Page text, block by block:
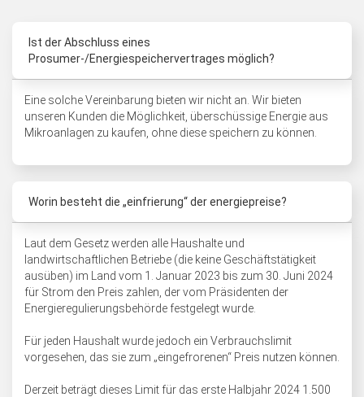
Ist der Abschluss eines
Prosumer-/Energiespeichervertrages möglich?
Eine solche Vereinbarung bieten wir nicht an. Wir bieten
unseren Kunden die Möglichkeit, überschüssige Energie aus
Mikroanlagen zu kaufen, ohne diese speichern zu können.
Worin besteht die „einfrierung“ der energiepreise?
Laut dem Gesetz werden alle Haushalte und
landwirtschaftlichen Betriebe (die keine Geschäftstätigkeit
ausüben) im Land vom 1. Januar 2023 bis zum 30. Juni 2024
für Strom den Preis zahlen, der vom Präsidenten der
Energieregulierungsbehörde festgelegt wurde.
Für jeden Haushalt wurde jedoch ein Verbrauchslimit
vorgesehen, das sie zum „eingefrorenen“ Preis nutzen können.
Derzeit beträgt dieses Limit für das erste Halbjahr 2024 1.500